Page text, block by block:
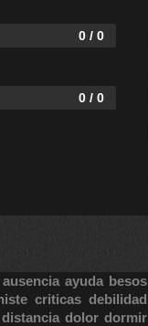
0 / 0
0 / 0
ausencia ayuda besos
criticas debilidad
distancia dolor dormir